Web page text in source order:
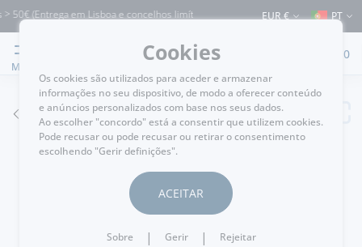
(Entrega em Lisboa e concelhos limítrofes) ⚠️ Envios para Portugal e para o
EUR € PT
MENU
0
VOLTAR
Cookies
Os cookies são utilizados para aceder e armazenar
informações no seu dispositivo, de modo a oferecer conteúdo
e anúncios personalizados com base nos seus dados.
Ao escolher "concordo" está a consentir que utilizem cookies.
Pode recusar ou pode recusar ou retirar o consentimento
escolhendo "Gerir definições".
ACEITAR
Sobre | Gerir | Rejeitar